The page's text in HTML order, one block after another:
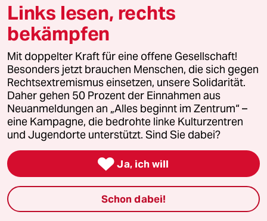
Anzeigen
Fragen & Hilfe
Feedback
Aboservice
ePaper Login
Downloads für Abonnierende
Links lesen, rechts
bekämpfen
Mit doppelter Kraft für eine offene Gesellschaft!
Besonders jetzt brauchen Menschen, die sich gegen
Rechtsextremismus einsetzen, unsere Solidarität.
Daher gehen 50 Prozent der Einnahmen aus
Neuanmeldungen an „Alles beginnt im Zentrum“ –
eine Kampagne, die bedrohte linke Kulturzentren
und Jugendorte unterstützt. Sind Sie dabei?
 Ja, ich will
Schon dabei!